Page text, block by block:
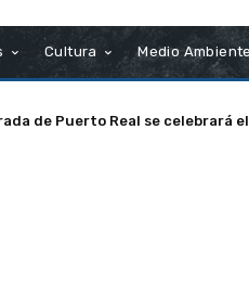
Cultura Medio Ambiente
de Puerto Real se celebrará